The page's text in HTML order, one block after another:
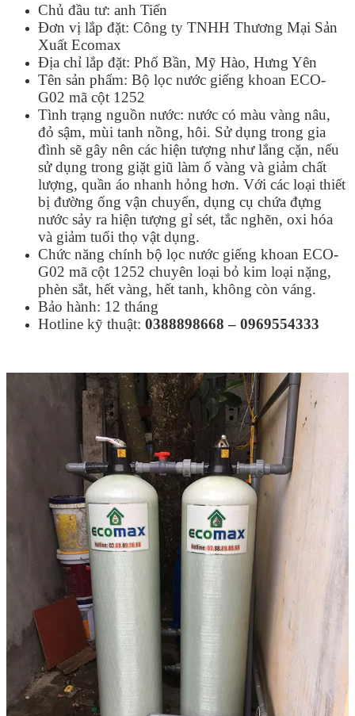
Chủ đầu tư: anh Tiến
Đơn vị lắp đặt: Công ty TNHH Thương Mại Sản
Xuất Ecomax
Địa chỉ lắp đặt: Phố Bần, Mỹ Hào, Hưng Yên
Tên sản phẩm: Bộ lọc nước giếng khoan ECO-
G02 mã cột 1252
Tình trạng nguồn nước: nước có màu vàng nâu,
đỏ sậm, mùi tanh nồng, hôi. Sử dụng trong gia
đình sẽ gây nên các hiện tượng như lắng cặn, nếu
sử dụng trong giặt giũ làm ố vàng và giảm chất
lượng, quần áo nhanh hỏng hơn. Với các loại thiết
bị đường ống vận chuyển, dụng cụ chứa đựng
nước sảy ra hiện tượng gỉ sét, tắc nghẽn, oxi hóa
và giảm tuổi thọ vật dụng.
Chức năng chính bộ lọc nước giếng khoan ECO-
G02 mã cột 1252 chuyên loại bỏ kim loại nặng,
phèn sắt, hết vàng, hết tanh, không còn váng.
Bảo hành: 12 tháng
Hotline kỹ thuật: 0388898668 – 0969554333